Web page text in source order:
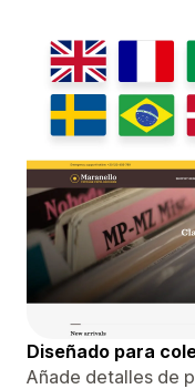
Diseñado para
Añade detalles de